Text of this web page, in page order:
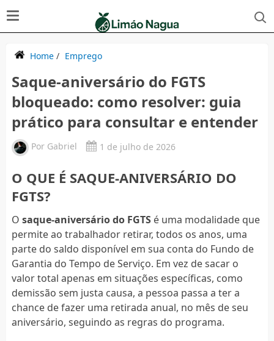
Home/ Emprego
Saque-aniversário do FGTS
bloqueado: como resolver: guia
prático para consultar e entender
Por Gabriel 1 de julho de 2026
O QUE É SAQUE-ANIVERSÁRIO DO
FGTS?
O saque-aniversário do FGTSé uma modalidade que
permite ao trabalhador retirar, todos os anos, uma
parte do saldo disponível em sua conta do Fundo de
Garantia do Tempo de Serviço. Em vez de sacar o
valor total apenas em situações específicas, como
demissão sem justa causa, a pessoa passa a ter a
chance de fazer uma retirada anual, no mês de seu
aniversário, seguindo as regras do programa.